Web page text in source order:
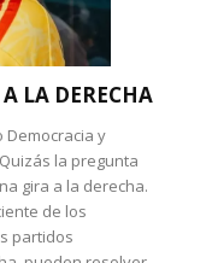
LA DERECHA
Democracia y
la pregunta
gira a la derecha.
de los
partidos